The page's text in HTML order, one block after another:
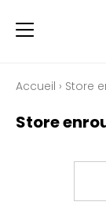
Accueil › Store
Store